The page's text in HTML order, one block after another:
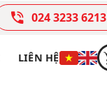
024 3233 6213
LIÊN HỆ